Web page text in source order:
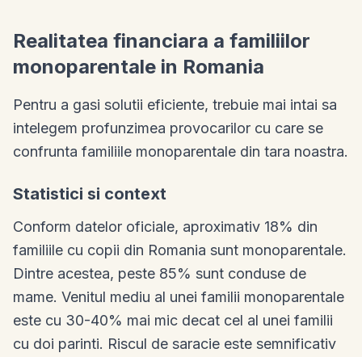
Realitatea financiara a familiilor
monoparentale in Romania
Pentru a gasi solutii eficiente, trebuie mai intai sa
intelegem profunzimea provocarilor cu care se
confrunta familiile monoparentale din tara noastra.
Statistici si context
Conform datelor oficiale, aproximativ 18% din
familiile cu copii din Romania sunt monoparentale.
Dintre acestea, peste 85% sunt conduse de
mame. Venitul mediu al unei familii monoparentale
este cu 30-40% mai mic decat cel al unei familii
cu doi parinti. Riscul de saracie este semnificativ